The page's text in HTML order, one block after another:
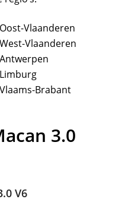
Vlaanderen
Vlaanderen
Brabant
3.0
V6